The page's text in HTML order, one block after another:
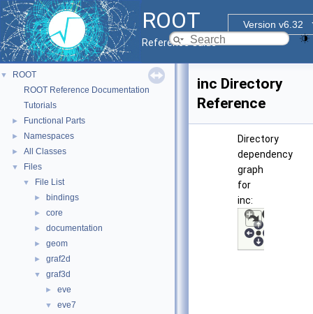
ROOT
Version v6.32
Reference Guide
▼
ROOT
ROOT Reference Documentation
Tutorials
► Functional Parts
► Namespaces
► All Classes
▼ Files
▼ File List
► bindings
► core
► documentation
► geom
► graf2d
▼ graf3d
► eve
▼ eve7
inc Directory
Reference
Directory
dependency
graph
for
inc: